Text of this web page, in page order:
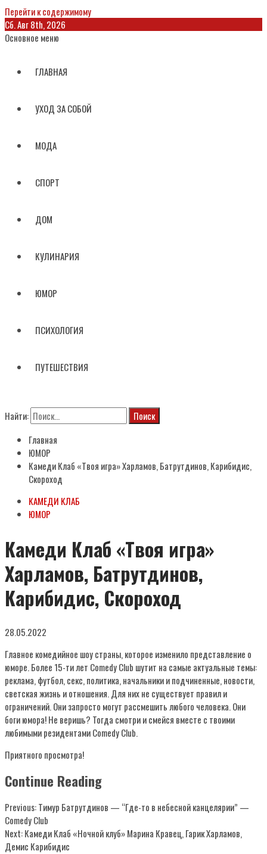
Перейти к содержимому
Сб. Авг 8th, 2026
Основное меню
ГЛАВНАЯ
УХОД ЗА СОБОЙ
МОДА
СПОРТ
ДОМ
КУЛИНАРИЯ
ЮМОР
ПСИХОЛОГИЯ
ПУТЕШЕСТВИЯ
Найти:
Главная
ЮМОР
Камеди Клаб «Твоя игра» Харламов, Батрутдинов, Карибидис,
Скороход
КАМЕДИ КЛАБ
ЮМОР
Камеди Клаб «Твоя игра»
Харламов, Батрутдинов,
Карибидис, Скороход
28.05.2022
Главное комедийное шоу страны, которое изменило представление о
юморе. Более 15-ти лет Comedy Club шутит на самые актуальные темы:
реклама, футбол, секс, политика, начальники и подчиненные, новости,
светская жизнь и отношения. Для них не существует правил и
ограничений. Они запросто могут рассмешить любого человека. Они
боги юмора! Не веришь? Тогда смотри и смейся вместе с твоими
любимыми резидентами Comedy Club.
Приятного просмотра!
Continue Reading
Previous:Тимур Батрутдинов — “Где-то в небесной канцелярии” —
Comedy Club
Next:Камеди Клаб «Ночной клуб» Марина Кравец, Гарик Харламов,
Демис Карибидис